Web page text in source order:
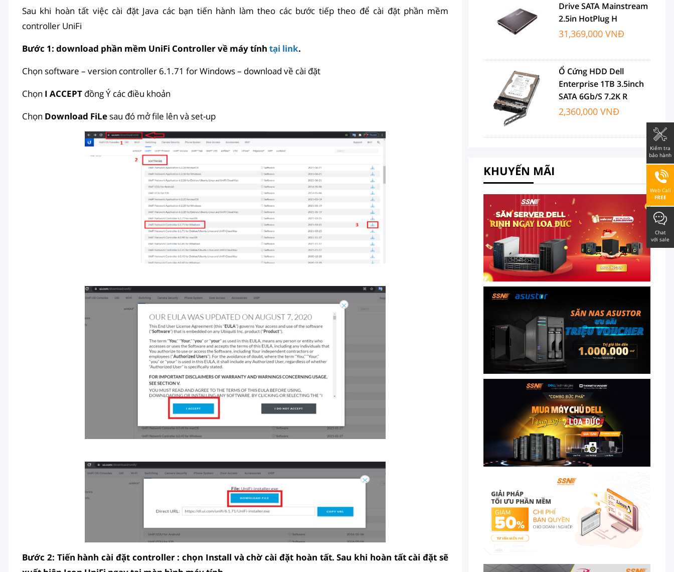
Sau khi hoàn tất việc cài đặt Java các bạn tiến hành làm theo các bước tiếp theo để cài đặt phần mềm
controller UniFi
Bước 1: download phần mềm UniFi Controller về máy tính tại link.
Chọn software – version controller 6.1.71 for Windows – download về cài đặt
Chọn I ACCEPT đồng Ý các điều khoản
Chọn Download FiLe sau đó mở file lên và set-up
Bước 2: Tiến hành cài đặt controller : chọn Install và chờ cài đặt hoàn tất. Sau khi hoàn tất cài đặt sẽ
Drive SATA Mainstream
2.5in HotPlug H
31,369,000 VNĐ
Ổ Cứng HDD Dell
Enterprise 1TB 3.5inch
SATA 6Gb/s 7.2K R
2,360,000 VNĐ
KHUYẾN MÃI
Kiểm tra
bảo hành
Web Call
FREE
Chat
với sale